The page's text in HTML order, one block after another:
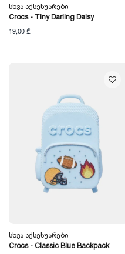
Სხვა Აქსესუარები
Crocs - Tiny Darling Daisy
19,00 ₾
Სხვა Აქსესუარები
Crocs - Classic Blue Backpack